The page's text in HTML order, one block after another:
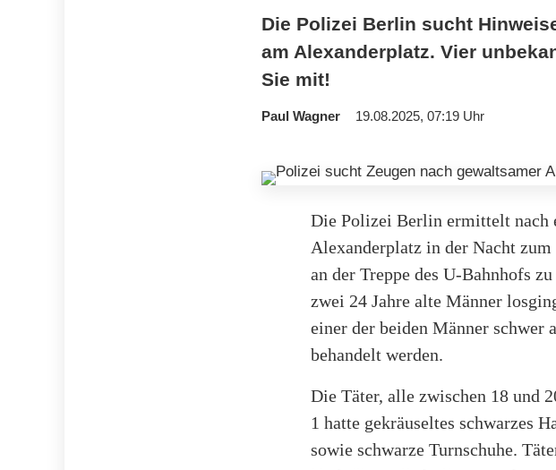
Die Polizei Berlin sucht
am Alexanderplatz. Vier
Sie mit!
Paul Wagner 19.08.2025, 07:19 Uhr
Die Polizei Berlin ermittelt nach
Alexanderplatz in der Nacht
an der Treppe des U-Bahnhofs
zwei 24 Jahre alte Männer
einer der beiden Männer schwer
behandelt werden.
Die Täter, alle zwischen 18 und
1 hatte gekräuseltes schwarzes
sowie schwarze Turnschuhe.